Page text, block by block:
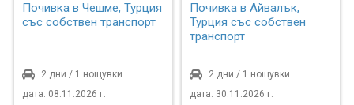
Почивка в Чешме, Турция
със собствен транспорт
2 дни / 1 нощувки
дата: 08.11.2026 г.
Почивка в Айвалък,
Турция със собствен
транспорт
2 дни / 1 нощувки
дата: 30.11.2026 г.